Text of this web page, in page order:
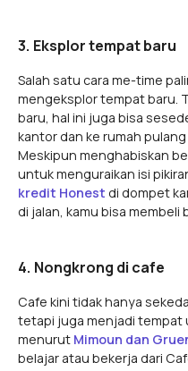
3. Eksplor tempat baru
Salah satu cara me-time
mengeksplor tempat baru.
baru, hal ini juga bisa
kantor dan ke rumah
Meskipun menghabiskan
untuk menguraikan isi
kredit Honest di dompet
di jalan, kamu bisa
4. Nongkrong di cafe
Cafe kini tidak hanya
tetapi juga menjadi tempat
menurut Mimoun dan
belajar atau bekerja dari